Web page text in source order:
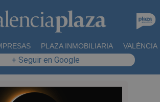
PLAZA INMOBILIARIA VALÈNCIA
+ Seguir en Google